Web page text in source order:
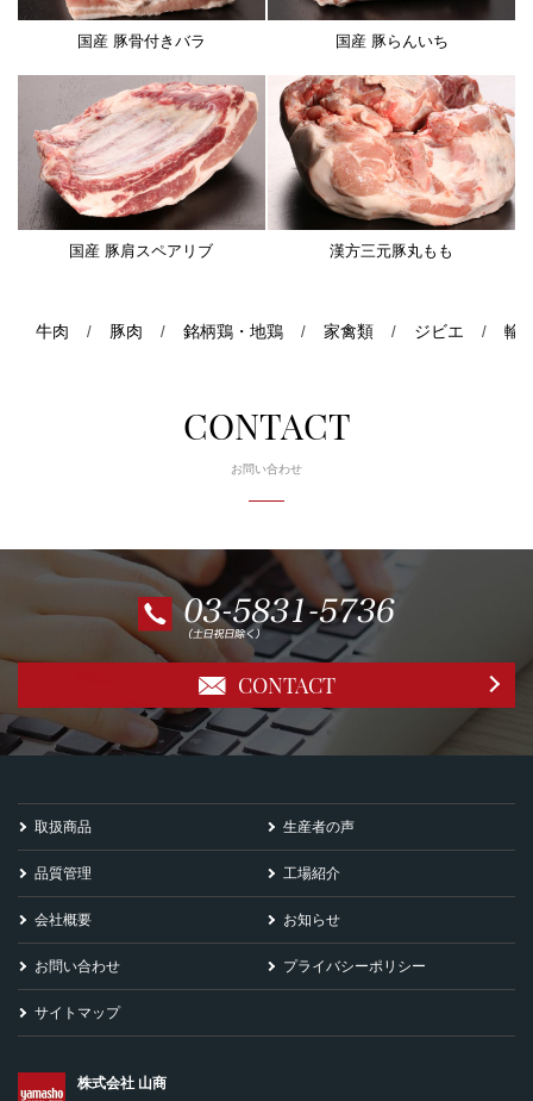
国産 豚骨付きバラ 国産 豚らんいち
国産 豚肩スペアリブ 漢方三元豚丸もも
牛肉 / 豚肉 / 銘柄鶏・地鶏 / 家禽類 / ジビエ / 輸
CONTACT
お問い合わせ
CONTACT
取扱商品 生産者の声
品質管理 工場紹介
会社概要 お知らせ
お問い合わせ プライバシーポリシー
サイトマップ
株式会社 山商